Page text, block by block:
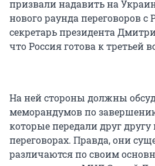
призвали надавить на
нового раунда переговоров с
секретарь президента
что Россия готова к третьей
На ней стороны должны
меморандумов по
которые передали друг
переговорах. Правда, они
различаются по своим